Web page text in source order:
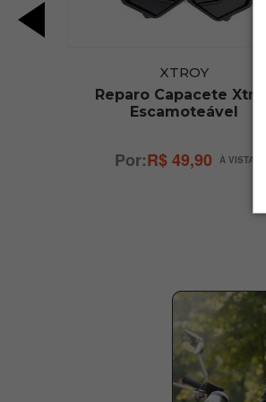
XTROY
Reparo Capacete Xtroy
Escamoteável
R$ 49,90